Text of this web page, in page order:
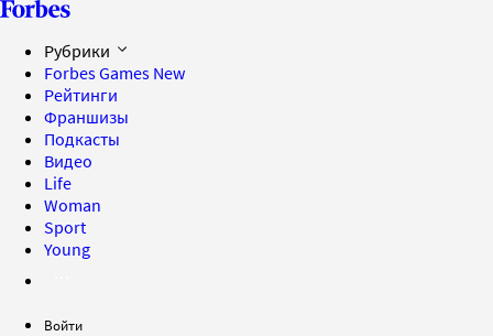
Рубрики
Forbes Games New
Рейтинги
Франшизы
Подкасты
Видео
Life
Woman
Sport
Young
Войти